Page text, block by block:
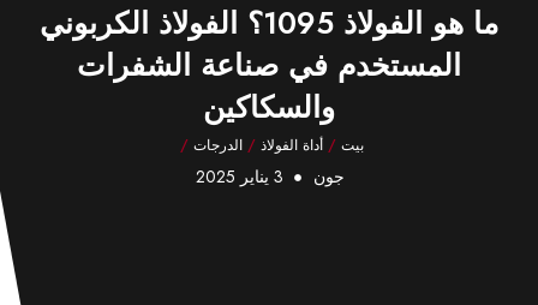
ما هو الفولاذ 1095؟ الفولاذ الكربوني
المستخدم في صناعة الشفرات
والسكاكين
بيت /أداة الفولاذ /الدرجات /
جون 3 يناير 2025